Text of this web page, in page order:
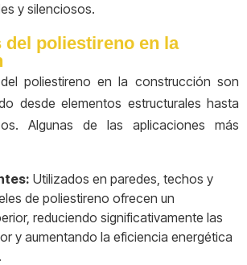
y silenciosos.
poliestireno en la
poliestireno en la construcción son
desde elementos estructurales hasta
Algunas de las aplicaciones más
Utilizados en paredes, techos y
de poliestireno ofrecen un
reduciendo significativamente las
y aumentando la eficiencia energética